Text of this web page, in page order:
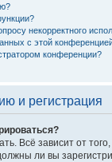
некорректного
с этой
конференции?
и регистрация
Всё зависит от
ли вы